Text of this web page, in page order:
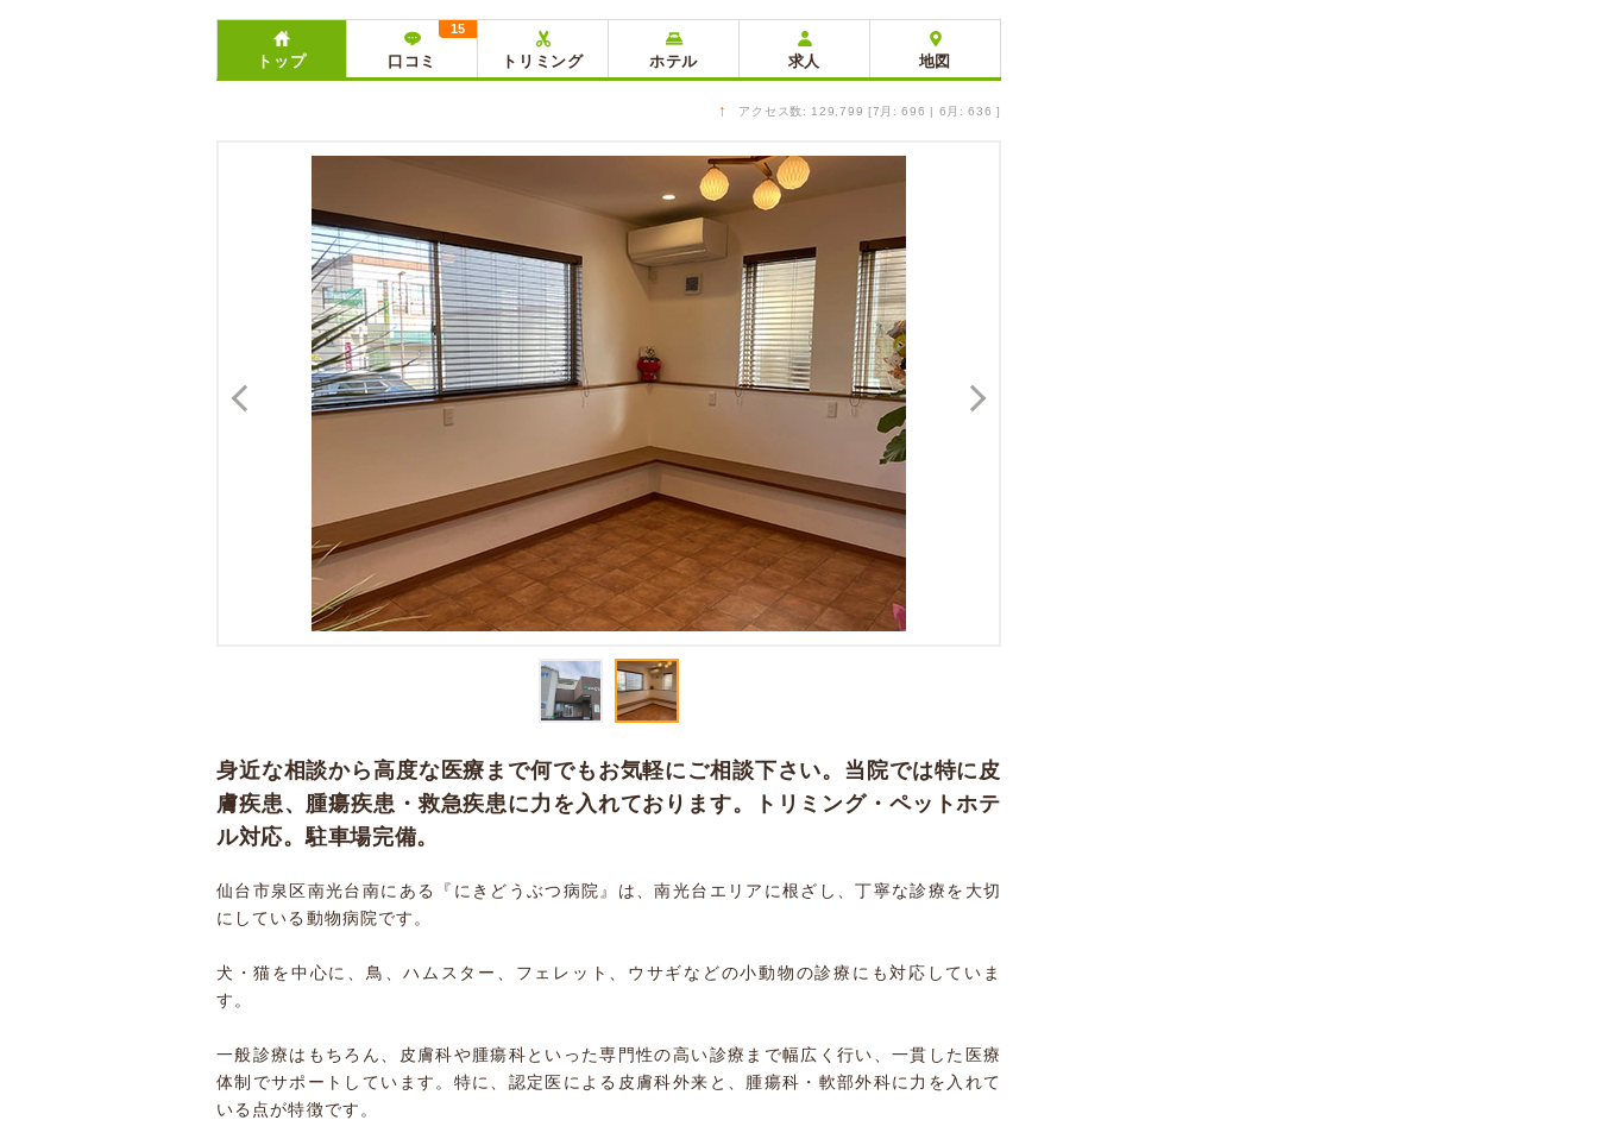
トップ 口コミ
15
トリミング ホテル 求人 地図
↑ アクセス数: 129,799 [7月: 696 | 6月: 636 ]
身近な相談から高度な医療まで何でもお気軽にご相談下さい。当院では特に皮
膚疾患、腫瘍疾患・救急疾患に力を入れております。トリミング・ペットホテ
ル対応。駐車場完備。
仙台市泉区南光台南にある『にきどうぶつ病院』は、南光台エリアに根ざし、丁寧な診療を大切
にしている動物病院です。
犬・猫を中心に、鳥、ハムスター、フェレット、ウサギなどの小動物の診療にも対応していま
す。
一般診療はもちろん、皮膚科や腫瘍科といった専門性の高い診療まで幅広く行い、一貫した医療
体制でサポートしています。特に、認定医による皮膚科外来と、腫瘍科・軟部外科に力を入れて
いる点が特徴です。